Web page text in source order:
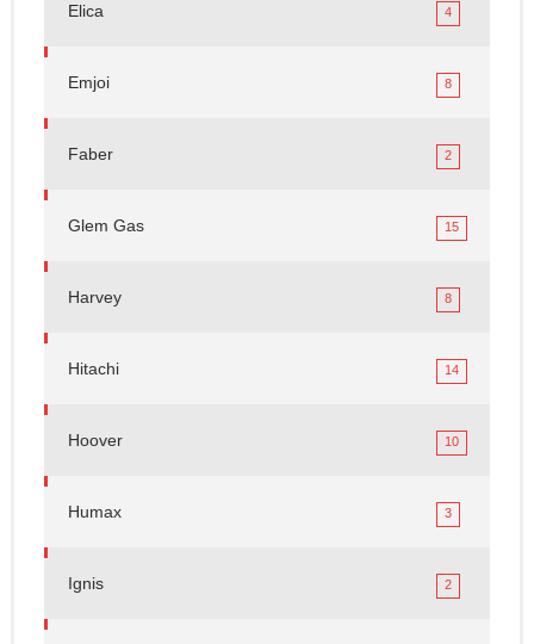
Elica 4
Emjoi 8
Faber 2
Glem Gas 15
Harvey 8
Hitachi 14
Hoover 10
Humax 3
Ignis 2